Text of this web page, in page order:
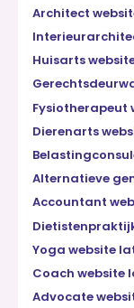
Architect
Huisarts
Fysiotherapeut
Dierenarts
Alternatieve
Accountant
Yoga website
Coach website
Advocate